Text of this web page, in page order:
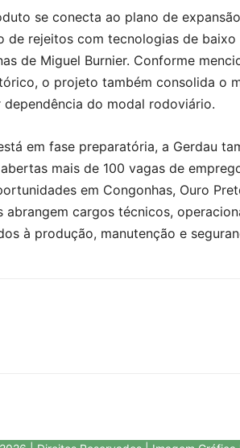
se conecta ao plano de
de rejeitos com tecnologias de
de Miguel Burnier. Conforme
o projeto também consolida o
dependência do modal rodoviário.
em fase preparatória, a Gerdau
mais de 100 vagas de
em Congonhas, Ouro
abrangem cargos técnicos,
à produção, manutenção e